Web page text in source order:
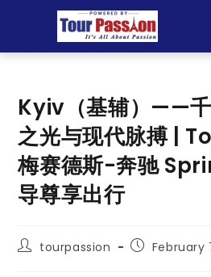
Kyiv（基辅）——千
之光与现代脉搏 |
梅赛德斯-奔驰
导尊享出行
tourpassion February